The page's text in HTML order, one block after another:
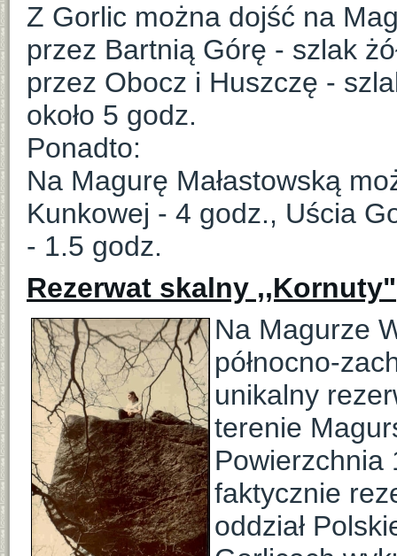
Z Gorlic można dojść na
przez Bartnią Górę - szlak
przez Obocz i Huszczę -
około 5 godz.
Ponadto:
Na Magurę Małastowską
Kunkowej - 4 godz., Uścia
- 1.5 godz.
Rezerwat skalny ,,Kornuty"
Na Magurze
północno-
unikalny
terenie
Powierzchnia
faktycznie
oddział